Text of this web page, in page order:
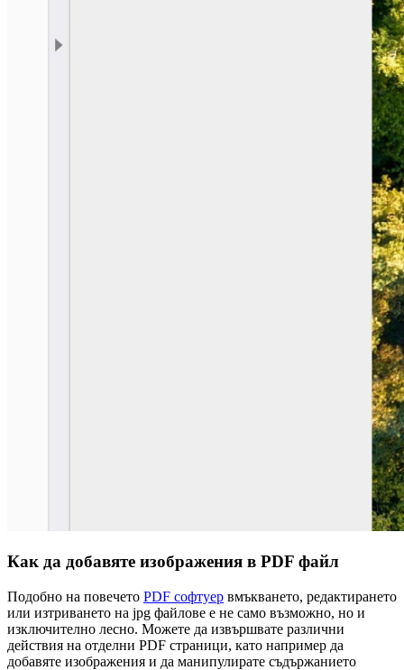
Как да добавяте изображения в PDF файл
Подобно на повечето PDF софтуер вмъкването, редактирането
или изтриването на jpg файлове е не само възможно, но и
изключително лесно. Можете да извършвате различни
действия на отделни PDF страници, като например да
добавяте изображения и да манипулирате съдържанието